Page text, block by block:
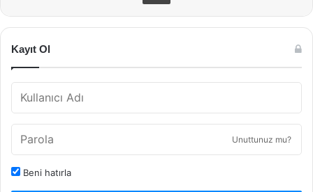
Kayıt Ol
Unuttunuz mu?
Beni hatırla